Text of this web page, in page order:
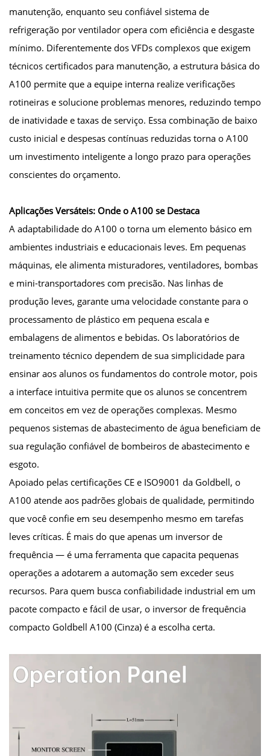
manutenção, enquanto seu confiável sistema de
refrigeração por ventilador opera com eficiência e desgaste
mínimo. Diferentemente dos VFDs complexos que exigem
técnicos certificados para manutenção, a estrutura básica do
A100 permite que a equipe interna realize verificações
rotineiras e solucione problemas menores, reduzindo tempo
de inatividade e taxas de serviço. Essa combinação de baixo
custo inicial e despesas contínuas reduzidas torna o A100
um investimento inteligente a longo prazo para operações
conscientes do orçamento.
Aplicações Versáteis: Onde o A100 se Destaca
A adaptabilidade do A100 o torna um elemento básico em
ambientes industriais e educacionais leves. Em pequenas
máquinas, ele alimenta misturadores, ventiladores, bombas
e mini-transportadores com precisão. Nas linhas de
produção leves, garante uma velocidade constante para o
processamento de plástico em pequena escala e
embalagens de alimentos e bebidas. Os laboratórios de
treinamento técnico dependem de sua simplicidade para
ensinar aos alunos os fundamentos do controle motor, pois
a interface intuitiva permite que os alunos se concentrem
em conceitos em vez de operações complexas. Mesmo
pequenos sistemas de abastecimento de água beneficiam de
sua regulação confiável de bombeiros de abastecimento e
esgoto.
Apoiado pelas certificações CE e ISO9001 da Goldbell, o
A100 atende aos padrões globais de qualidade, permitindo
que você confie em seu desempenho mesmo em tarefas
leves críticas. É mais do que apenas um inversor de
frequência — é uma ferramenta que capacita pequenas
operações a adotarem a automação sem exceder seus
recursos. Para quem busca confiabilidade industrial em um
pacote compacto e fácil de usar, o inversor de frequência
compacto Goldbell A100 (Cinza) é a escolha certa.